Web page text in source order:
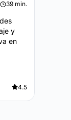
39 min.
y
en
4.5